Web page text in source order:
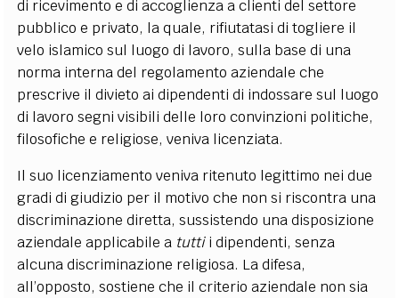
di ricevimento e di accoglienza a clienti del settore
pubblico e privato, la quale, rifiutatasi di togliere il
velo islamico sul luogo di lavoro, sulla base di una
norma interna del regolamento aziendale che
prescrive il divieto ai dipendenti di indossare sul luogo
di lavoro segni visibili delle loro convinzioni politiche,
filosofiche e religiose, veniva licenziata.
Il suo licenziamento veniva ritenuto legittimo nei due
gradi di giudizio per il motivo che non si riscontra una
discriminazione diretta, sussistendo una disposizione
aziendale applicabile a tuttii dipendenti, senza
alcuna discriminazione religiosa. La difesa,
all’opposto, sostiene che il criterio aziendale non sia